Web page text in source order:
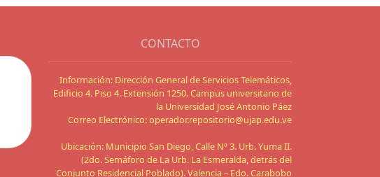
CONTACTO
Información: Dirección General de Servicios Telemáticos,
Edificio 4. Piso 4. Extensión 1250. Campus universitario de
la Universidad José Antonio Páez
Correo Electrónico: operador.repositorio@ujap.edu.ve
Ubicación: Municipio San Diego, Calle Nº 3. Urb. Yuma II.
(2do. Semáforo de La Urb. La Esmeralda, detrás del
Conjunto Residencial Poblado). Valencia – Edo. Carabobo